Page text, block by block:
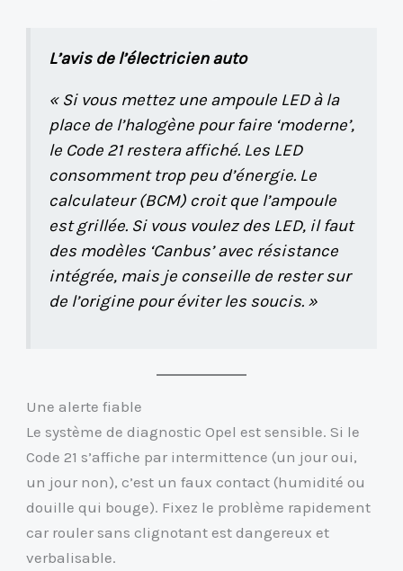
L’avis de l’électricien auto
« Si vous mettez une ampoule LED à la
place de l’halogène pour faire ‘moderne’,
le Code 21 restera affiché. Les LED
consomment trop peu d’énergie. Le
calculateur (BCM) croit que l’ampoule
est grillée. Si vous voulez des LED, il faut
des modèles ‘Canbus’ avec résistance
intégrée, mais je conseille de rester sur
de l’origine pour éviter les soucis. »
Une alerte fiable
Le système de diagnostic Opel est sensible. Si le
Code 21 s’affiche par intermittence (un jour oui,
un jour non), c’est un faux contact (humidité ou
douille qui bouge). Fixez le problème rapidement
car rouler sans clignotant est dangereux et
verbalisable.